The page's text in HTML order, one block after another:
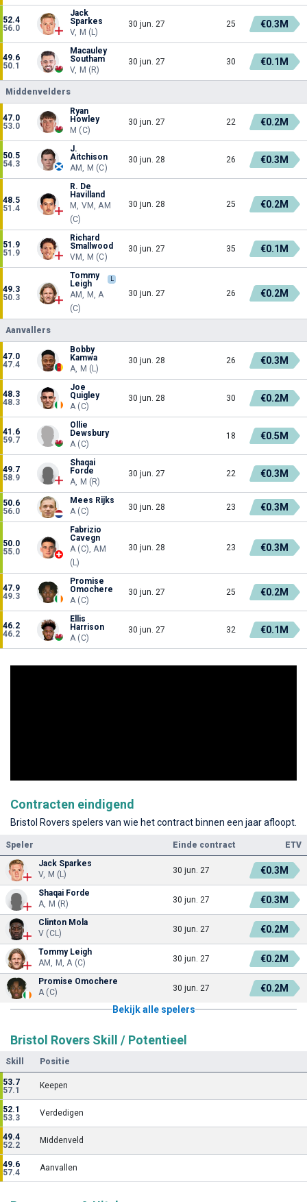
52.4
56.0
Jack
Sparkes
V, M (L)
30 jun. 27 25 €0.3M
49.6
50.1
Macauley
Southam
V, M (R)
30 jun. 27 30 €0.1M
Middenvelders
47.0
53.0
Ryan
Howley
M (C)
30 jun. 27 22 €0.2M
50.5
54.3
J.
Aitchison
AM, M (C)
30 jun. 28 26 €0.3M
48.5
51.4
R. De
Havilland
M, VM, AM
(C)
30 jun. 28 25 €0.2M
51.9
51.9
Richard
Smallwood
VM, M (C)
30 jun. 27 35 €0.1M
49.3
50.3
Tommy
Leigh
L
AM, M, A
(C)
30 jun. 27 26 €0.2M
Aanvallers
47.0
47.4
Bobby
Kamwa
A, M (L)
30 jun. 28 26 €0.3M
48.3
48.3
Joe
Quigley
A (C)
30 jun. 28 30 €0.2M
41.6
59.7
Ollie
Dewsbury
A (C)
18 €0.5M
49.7
58.9
Shaqai
Forde
A, M (R)
30 jun. 27 22 €0.3M
50.6
56.0
Mees Rijks
A (C)
30 jun. 28 23 €0.3M
50.0
55.0
Fabrizio
Cavegn
A (C), AM
(L)
30 jun. 28 23 €0.3M
47.9
49.3
Promise
Omochere
A (C)
30 jun. 27 25 €0.2M
46.2
46.2
Ellis
Harrison
A (C)
30 jun. 27 32 €0.1M
Contracten eindigend
Bristol Rovers spelers van wie het contract binnen een jaar afloopt.
Speler Einde contract
ETV
Jack Sparkes
V, M (L)
30 jun. 27 €0.3M
Shaqai Forde
A, M (R)
30 jun. 27 €0.3M
Clinton Mola
V (CL)
30 jun. 27 €0.2M
Tommy Leigh
AM, M, A (C)
30 jun. 27 €0.2M
Promise Omochere
A (C)
30 jun. 27
€0.2M
Bekijk alle spelers
Bristol Rovers Skill / Potentieel
Skill Positie
53.7
57.1
Keepen
52.1
53.3
Verdedigen
49.4
52.2
Middenveld
49.6
57.4
Aanvallen